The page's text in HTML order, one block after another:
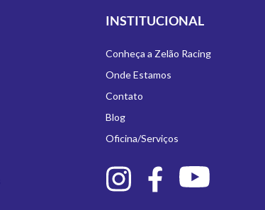
INSTITUCIONAL
Conheça a Zelão Racing
Onde Estamos
Contato
Blog
Oficina/Serviços